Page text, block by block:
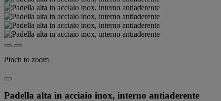
Pinch to zoom
Padella alta in acciaio inox, interno antiaderente